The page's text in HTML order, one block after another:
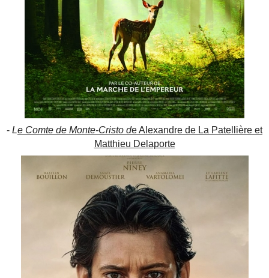
- Le Comte de Monte-Cristo de Alexandre de La Patellière et
Matthieu Delaporte